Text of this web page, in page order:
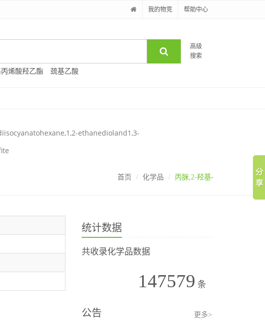
我的物竞 帮助中心
高级
搜索
丙烯酸羟乙酯 巯基乙酸
ethanedioland1,3-
首页 化学品 丙脒,2-羟基-
统计数据
共收录化学品数据
147579 条
公告 更多>